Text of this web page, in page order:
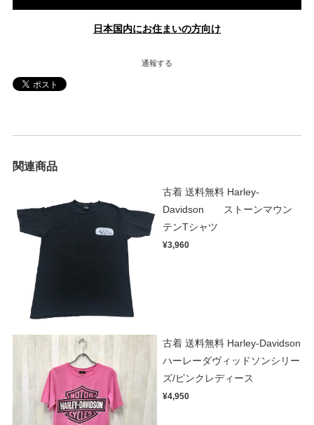
日本国内にお住まいの方向け
通報する
関連商品
古着 送料無料 Harley-
Davidson ストーンマウン
テンTシャツ
¥3,960
古着 送料無料 Harley-Davidson
ハーレーダヴィッドソンシリー
ズ/ピンクレディース
¥4,950